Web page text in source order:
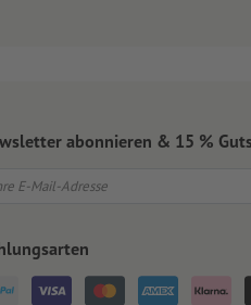
abonnieren & 15 %